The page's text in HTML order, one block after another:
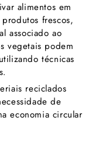
alimentos em
frescos,
associado ao
vegetais podem
técnicas
reciclados
de
economia circular